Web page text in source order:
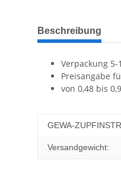
Beschreibung
Verpackung 5-
Preisangabe
von 0,48 bis
GEWA-
Versandgewicht: